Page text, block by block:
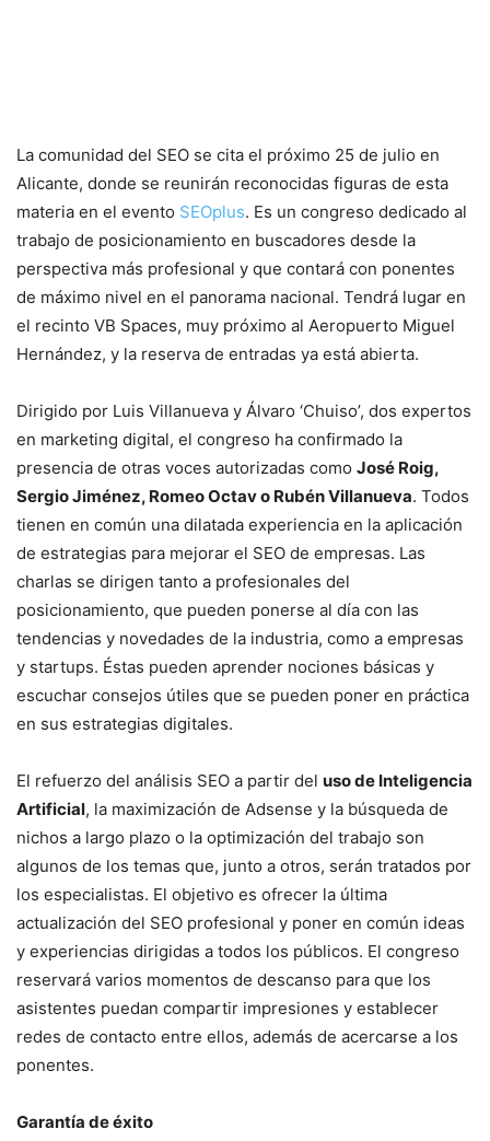
La comunidad del SEO se cita el próximo 25 de julio en
Alicante, donde se reunirán reconocidas figuras de esta
materia en el evento SEOplus. Es un congreso dedicado al
trabajo de posicionamiento en buscadores desde la
perspectiva más profesional y que contará con ponentes
de máximo nivel en el panorama nacional. Tendrá lugar en
el recinto VB Spaces, muy próximo al Aeropuerto Miguel
Hernández, y la reserva de entradas ya está abierta.
Dirigido por Luis Villanueva y Álvaro ‘Chuiso’, dos expertos
en marketing digital, el congreso ha confirmado la
presencia de otras voces autorizadas como José Roig,
Sergio Jiménez, Romeo Octav o Rubén Villanueva. Todos
tienen en común una dilatada experiencia en la aplicación
de estrategias para mejorar el SEO de empresas. Las
charlas se dirigen tanto a profesionales del
posicionamiento, que pueden ponerse al día con las
tendencias y novedades de la industria, como a empresas
y startups. Éstas pueden aprender nociones básicas y
escuchar consejos útiles que se pueden poner en práctica
en sus estrategias digitales.
El refuerzo del análisis SEO a partir del uso de Inteligencia
Artificial, la maximización de Adsense y la búsqueda de
nichos a largo plazo o la optimización del trabajo son
algunos de los temas que, junto a otros, serán tratados por
los especialistas. El objetivo es ofrecer la última
actualización del SEO profesional y poner en común ideas
y experiencias dirigidas a todos los públicos. El congreso
reservará varios momentos de descanso para que los
asistentes puedan compartir impresiones y establecer
redes de contacto entre ellos, además de acercarse a los
ponentes.
Garantía de éxito